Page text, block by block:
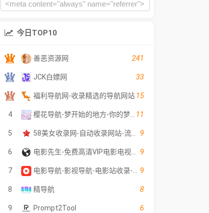
今日TOP10
善恶资源网 241
JCK白嫖网 33
福利导航网-收录精选的导航网站 15
4 11
5 9
6 9
7 9
8 精导航 8
9 Prompt2Tool 6